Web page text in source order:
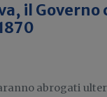
il Governo
abrogati